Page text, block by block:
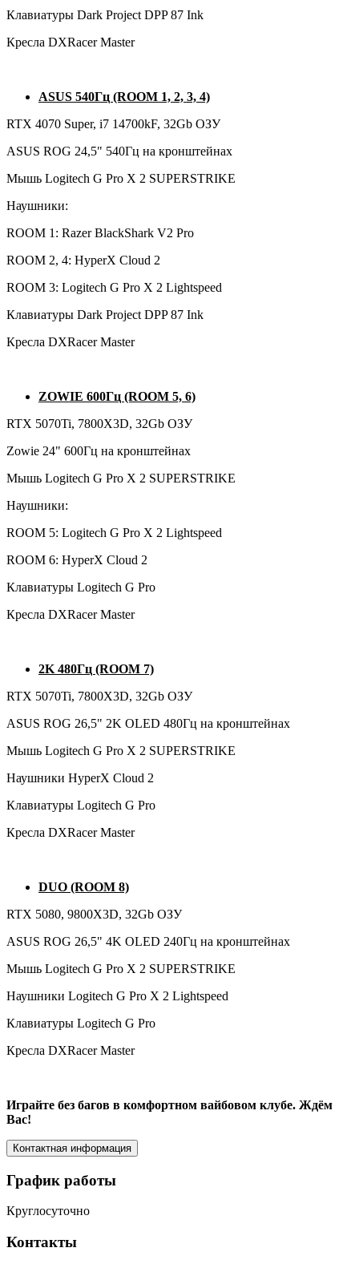
Клавиатуры Dark Project DPP 87 Ink
Кресла DXRacer Master
ASUS 540Гц (ROOM 1, 2, 3, 4)
RTX 4070 Super, i7 14700kF, 32Gb ОЗУ
ASUS ROG 24,5" 540Гц на кронштейнах
Мышь Logitech G Pro X 2 SUPERSTRIKE
Наушники:
ROOM 1: Razer BlackShark V2 Pro
ROOM 2, 4: HyperX Cloud 2
ROOM 3: Logitech G Pro X 2 Lightspeed
Клавиатуры Dark Project DPP 87 Ink
Кресла DXRacer Master
ZOWIE 600Гц (ROOM 5, 6)
RTX 5070Ti, 7800X3D, 32Gb ОЗУ
Zowie 24" 600Гц на кронштейнах
Мышь Logitech G Pro X 2 SUPERSTRIKE
Наушники:
ROOM 5: Logitech G Pro X 2 Lightspeed
ROOM 6: HyperX Cloud 2
Клавиатуры Logitech G Pro
Кресла DXRacer Master
2K 480Гц (ROOM 7)
RTX 5070Ti, 7800X3D, 32Gb ОЗУ
ASUS ROG 26,5" 2K OLED 480Гц на кронштейнах
Мышь Logitech G Pro X 2 SUPERSTRIKE
Наушники HyperX Cloud 2
Клавиатуры Logitech G Pro
Кресла DXRacer Master
DUO (ROOM 8)
RTX 5080, 9800X3D, 32Gb ОЗУ
ASUS ROG 26,5" 4K OLED 240Гц на кронштейнах
Мышь Logitech G Pro X 2 SUPERSTRIKE
Наушники Logitech G Pro X 2 Lightspeed
Клавиатуры Logitech G Pro
Кресла DXRacer Master
Играйте без багов в комфортном вайбовом клубе. Ждём
Вас!
Контактная информация
График работы
Круглосуточно
Контакты